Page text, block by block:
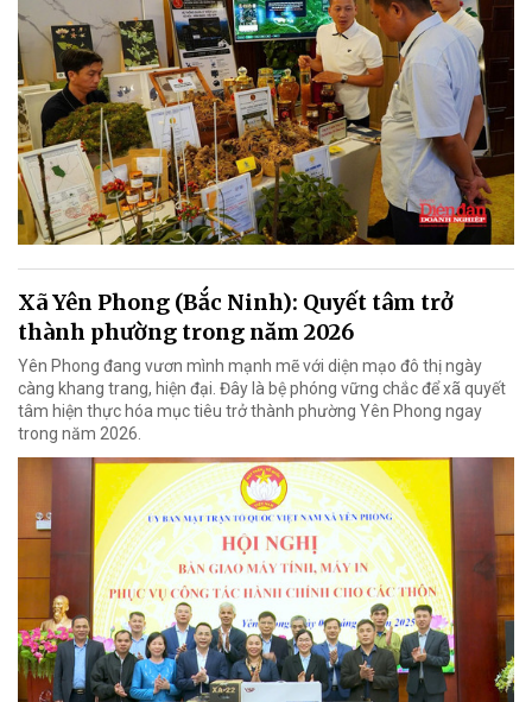
Xã Yên Phong (Bắc Ninh): Quyết tâm trở
thành phường trong năm 2026
Yên Phong đang vươn mình mạnh mẽ với diện mạo đô thị ngày
càng khang trang, hiện đại. Đây là bệ phóng vững chắc để xã quyết
tâm hiện thực hóa mục tiêu trở thành phường Yên Phong ngay
trong năm 2026.